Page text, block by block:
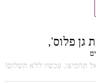
גן פלוס',
תחמיצו, עכשיו ללא תשלום!